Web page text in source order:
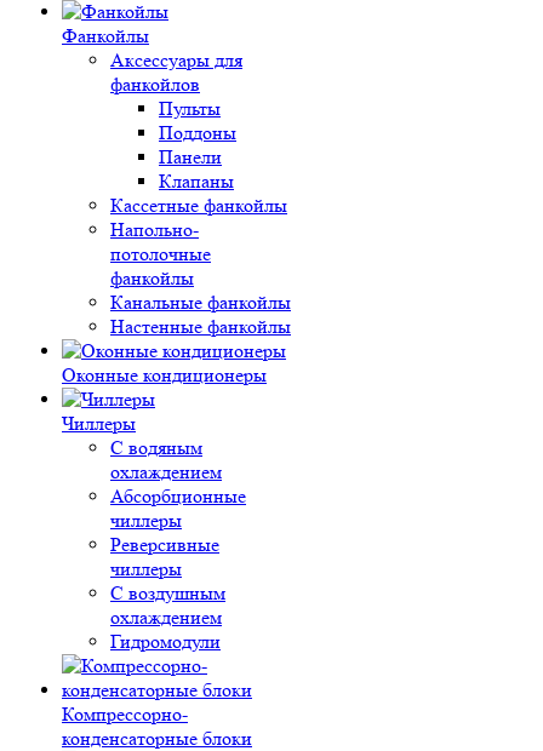
Фанкойлы
Аксессуары для
фанкойлов
Пульты
Поддоны
Панели
Клапаны
Кассетные фанкойлы
Напольно-
потолочные
фанкойлы
Канальные фанкойлы
Настенные фанкойлы
Оконные кондиционеры
Чиллеры
С водяным
охлаждением
Абсорбционные
чиллеры
Реверсивные
чиллеры
С воздушным
охлаждением
Гидромодули
Компрессорно-
конденсаторные блоки